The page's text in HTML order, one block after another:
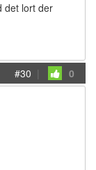
det lort der
#30 | 0